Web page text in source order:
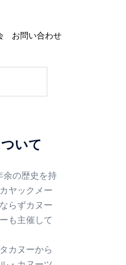
お問い合わせ
いて
余の歴史を持
ヤックメー
らずカヌー
も主催して
カヌーから